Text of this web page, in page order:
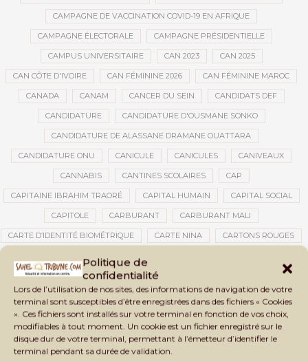
Politique de
confidentialité
Lors de l’utilisation de nos sites, des informations de navigation de votre
terminal sont susceptibles d’être enregistrées dans des fichiers « Cookies
». Ces fichiers sont installés sur votre terminal en fonction de vos choix,
modifiables à tout moment. Un cookie est un fichier enregistré sur le
disque dur de votre terminal, permettant à l’émetteur d’identifier le
terminal pendant sa durée de validation.
CAMPAGNE DE VACCINATION COVID-19 EN AFRIQUE
CAMPAGNE ÉLECTORALE CAMPAGNE PRÉSIDENTIELLE
CAMPUS UNIVERSITAIRE CAN 2023 CAN 2025
CAN CÔTE D'IVOIRE CAN FÉMININE 2026 CAN FÉMININE MAROC
CANADA CANAM CANCER DU SEIN CANDIDATS DEF
CANDIDATURE CANDIDATURE D'OUSMANE SONKO
CANDIDATURE DE ALASSANE DRAMANE OUATTARA
CANDIDATURE ONU CANICULE CANICULES CANIVEAUX
CANNABIS CANTINES SCOLAIRES CAP
CAPITAINE IBRAHIM TRAORÉ CAPITAL HUMAIN CAPITAL SOCIAL
CAPITOLE CARBURANT CARBURANT MALI
CARTE D’IDENTITÉ BIOMÉTRIQUE CARTE NINA CARTONS ROUGES
CATASTROPHES CLIMATIQUES
CAUTION 10 000 DOLLARS CAUTION DE VISA CDAT CECOGEC
CÉDÉAO CEDEAO CEI CÉLÉBRATION NATIONALE CEMAC
CEMAPI CEN-SNESUP CENOU CENSURE
CENTRAFRIQUE CENTRALE SOLAIRE